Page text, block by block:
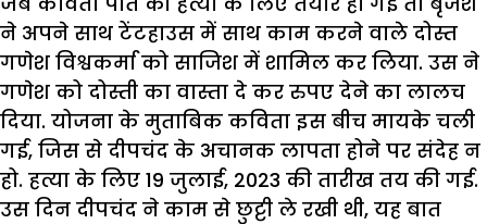
ने अपने साथ टेंटहाउस में साथ काम करने वाले दोस्त
गणेश विश्वकर्मा को साजिश में शामिल कर लिया. उस ने
गणेश को दोस्ती का वास्ता दे कर रुपए देने का लालच
दिया. योजना के मुताबिक कविता इस बीच मायके चली
गई, जिस से दीपचंद के अचानक लापता होने पर संदेह न
हो. हत्या के लिए 19 जुलाई, 2023 की तारीख तय की गई.
उस दिन दीपचंद ने काम से छुट्टी ले रखी थी, यह बात